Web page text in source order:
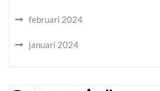
februari 2024
januari 2024